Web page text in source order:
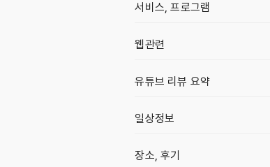
서비스, 프로그램
웹관련
유튜브 리뷰 요약
일상정보
장소, 후기